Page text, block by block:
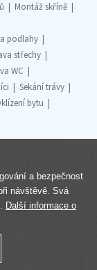
Montáž skříně
podlahy
střechy
WC
Sekání trávy
bytu
a bezpečnost
návštěvě. Svá
Další informace o